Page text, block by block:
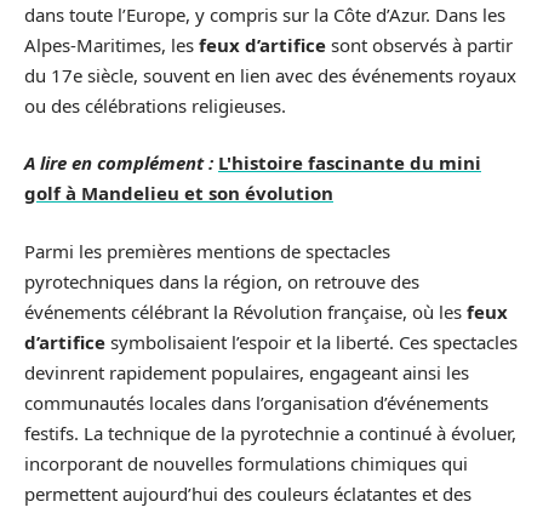
dans toute l’Europe, y compris sur la Côte d’Azur. Dans les
Alpes-Maritimes, les feux d’artifice sont observés à partir
du 17e siècle, souvent en lien avec des événements royaux
ou des célébrations religieuses.
A lire en complément : L'histoire fascinante du mini
golf à Mandelieu et son évolution
Parmi les premières mentions de spectacles
pyrotechniques dans la région, on retrouve des
événements célébrant la Révolution française, où les feux
d’artifice symbolisaient l’espoir et la liberté. Ces spectacles
devinrent rapidement populaires, engageant ainsi les
communautés locales dans l’organisation d’événements
festifs. La technique de la pyrotechnie a continué à évoluer,
incorporant de nouvelles formulations chimiques qui
permettent aujourd’hui des couleurs éclatantes et des